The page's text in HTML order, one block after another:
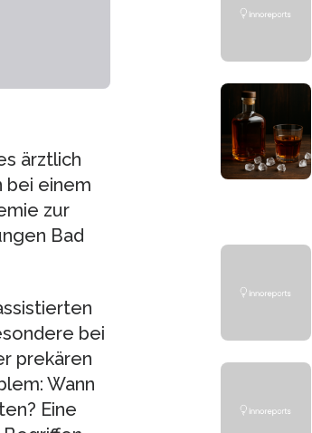
ärztlich
bei einem
zur
Bad
bei
prekären
Wann
Eine